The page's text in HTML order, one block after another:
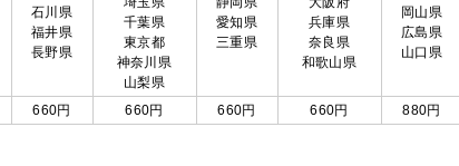
石川県
福井県
長野県
千葉県
東京都
神奈川県
山梨県
愛知県
三重県
兵庫県
奈良県
和歌山県
岡山県
広島県
山口県
660円 660円 660円 660円 880円